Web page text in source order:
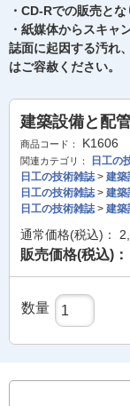
・CD-Rでの販売とな
・紙媒体からスキャ
誌面に起因する汚れ
はご容赦ください。
建築設備と配
商品コード： K1606
関連カテゴリ：
日工の
日工の技術雑誌> 建築
日工の技術雑誌> 建築
日工の技術雑誌> 建築
通常価格(税込)：
販売価格(税込)：
数量